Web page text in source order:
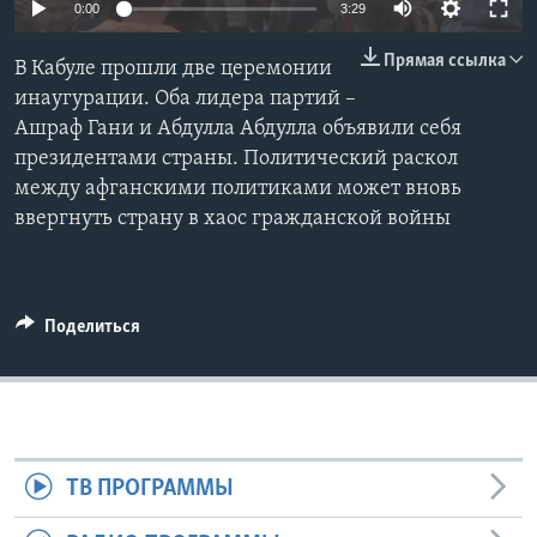
СОЦИАЛЬНЫЕ СЕТИ
Языки
0:00 3:29
Прямая ссылка
В Кабуле прошли две церемонии
инаугурации. Оба лидера партий –
Ашраф Гани и Абдулла Абдулла объявили себя
президентами страны. Политический раскол
между афганскими политиками может вновь
ввергнуть страну в хаос гражданской войны
Поделиться
ТВ ПРОГРАММЫ